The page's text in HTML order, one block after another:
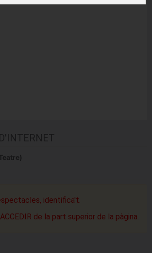
identifica't.
de la part superior de la pàgina.